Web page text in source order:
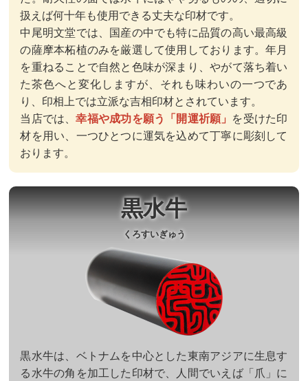
扱えば何十年も使用できる丈夫な印材です。
中尾明文堂では、国産の中でも特に品質の高い最高級
の薩摩本柘植のみを厳選して使用しております。年月
を重ねることで自然と色味が深まり、やがて落ち着い
た茶色へと変化しますが、それも味わいの一つであ
り、印相上では立派な吉相印材とされています。
当店では、幸福や成功を願う「開運祈願」 を受けた印
材を用い、一つひとつに運気を込めて丁寧に彫刻して
おります。
黒水牛
くろすいぎゅう
黒水牛は、ベトナムを中心とした東南アジアに生息す
る水牛の角を加工した印材で、人間でいえば「爪」に